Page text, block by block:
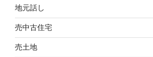
地元話し
売中古住宅
売土地